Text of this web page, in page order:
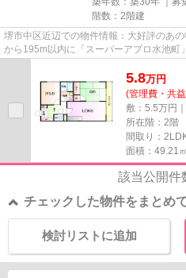
階数：2階建
堺市中区近辺での物件情報：大好評のあ
から195m以内に「スーパーアプロ水池町
5.8万円
(管理費・共
敷：5.5万円
所在階：2階
間取り：
面積：49.21㎡
該当公開件
チェックした物件をまとめ
検討リストに追加